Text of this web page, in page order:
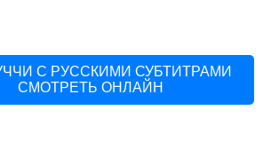
С РУССКИМИ СУБТИТРАМИ
СМОТРЕТЬ ОНЛАЙН